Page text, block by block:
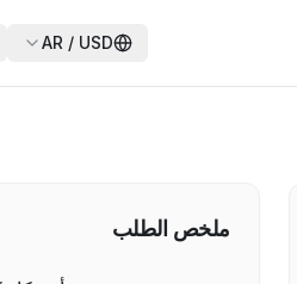
AR / USD
ملخص الطلب